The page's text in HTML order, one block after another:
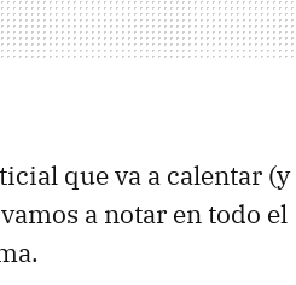
que va a calentar (y
a notar en todo el